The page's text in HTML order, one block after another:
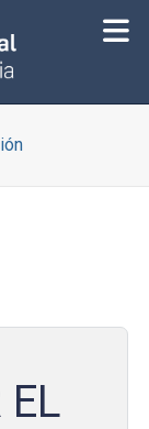
EL